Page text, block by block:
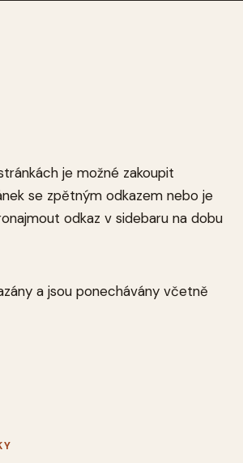
je možné zakoupit
se zpětným odkazem nebo je
odkaz v sidebaru na dobu
a jsou ponechávány včetně